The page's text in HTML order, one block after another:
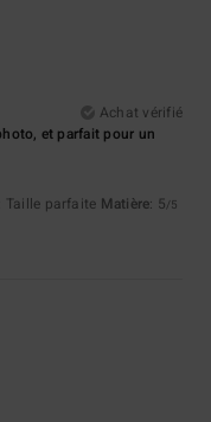
Achat vérifié
et parfait pour un
: Taille parfaite Matière: 5/5